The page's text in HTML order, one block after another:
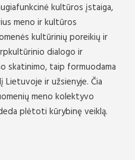
kultūros įstaiga,
meno ir kultūros
kultūrinių poreikių ir
dialogo ir
skatinimo, taip formuodama
ir užsienyje. Čia
meno kolektyvo
plėtoti kūrybinę veiklą.